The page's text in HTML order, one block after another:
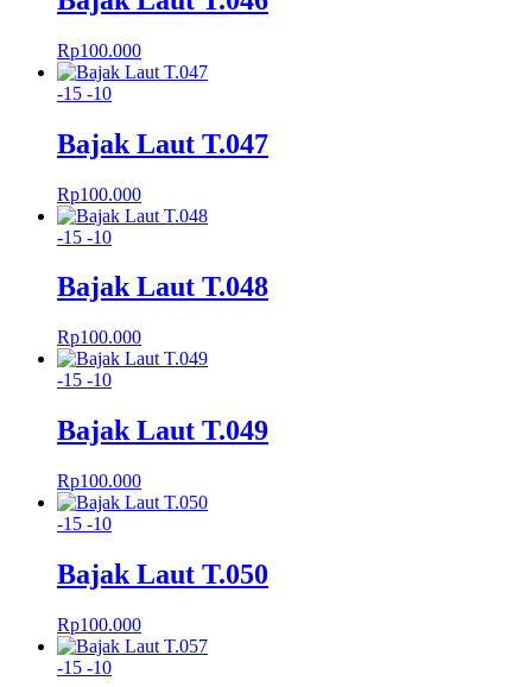
Rp100.000
-15 -10
Bajak Laut T.047
Rp100.000
-15 -10
Bajak Laut T.048
Rp100.000
-15 -10
Bajak Laut T.049
Rp100.000
-15 -10
Bajak Laut T.050
Rp100.000
-15 -10